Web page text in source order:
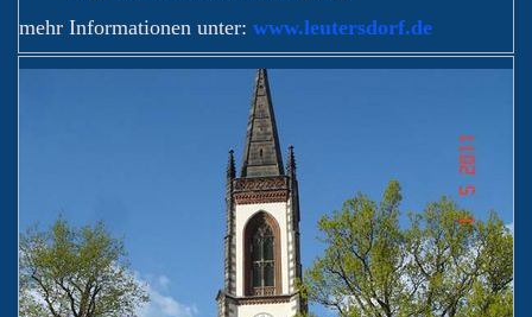
mehr Informationen unter: www.leutersdorf.de